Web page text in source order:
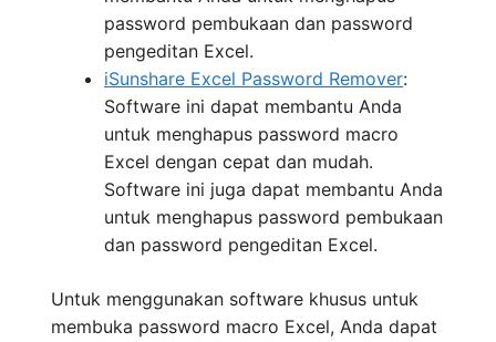
password pembukaan dan password
pengeditan Excel.
iSunshare Excel Password Remover:
Software ini dapat membantu Anda
untuk menghapus password macro
Excel dengan cepat dan mudah.
Software ini juga dapat membantu Anda
untuk menghapus password pembukaan
dan password pengeditan Excel.
Untuk menggunakan software khusus untuk
membuka password macro Excel, Anda dapat